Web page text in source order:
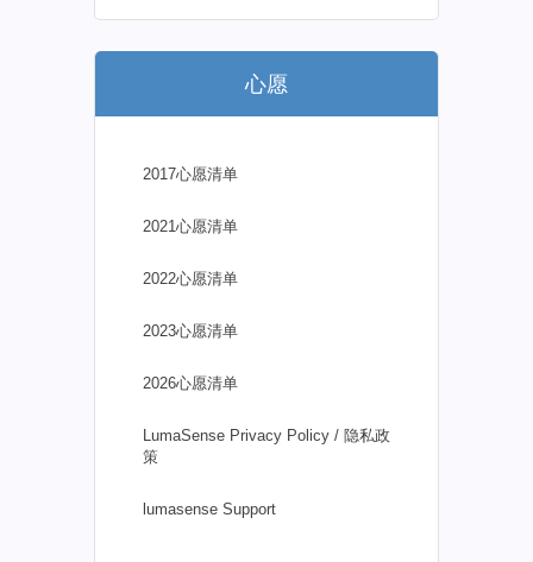
心愿
2017心愿清单
2021心愿清单
2022心愿清单
2023心愿清单
2026心愿清单
LumaSense Privacy Policy / 隐私政
策
lumasense Support